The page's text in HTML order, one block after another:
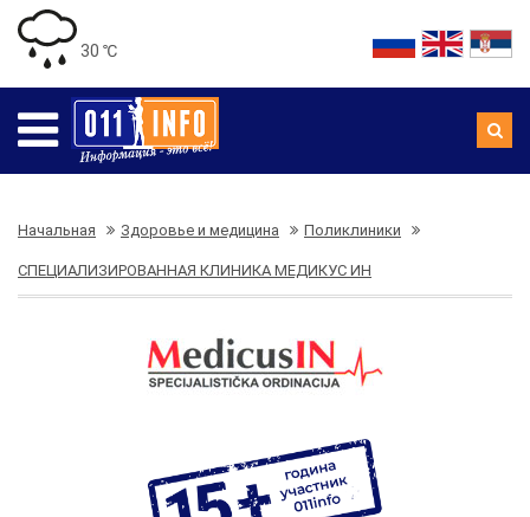
30 ℃
Начальная Здоровье и медицина Поликлиники
СПЕЦИАЛИЗИРОВАННАЯ КЛИНИКА МЕДИКУС ИН